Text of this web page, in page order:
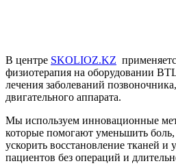
В центре SKOLIOZ.KZ
физиотерапия на оборудовании
лечения заболеваний
двигательного аппарата.
Мы используем инновационные
которые помогают уменьшить боль,
ускорить восстановление тканей и
пациентов без операций и